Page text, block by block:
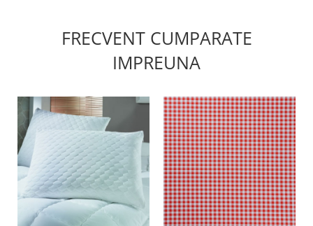
FRECVENT CUMPARATE
IMPREUNA